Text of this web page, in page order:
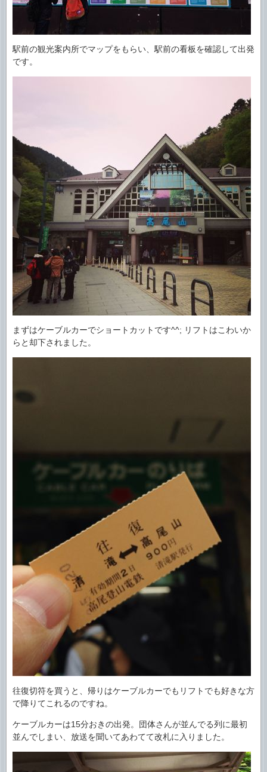
駅前の観光案内所でマップをもらい、駅前の看板を確認して出発
です。
まずはケーブルカーでショートカットです^^; リフトはこわいか
らと却下されました。
往復切符を買うと、帰りはケーブルカーでもリフトでも好きな方
で降りてこれるのですね。
ケーブルカーは15分おきの出発。団体さんが並んでる列に最初
並んでしまい、放送を聞いてあわてて改札に入りました。